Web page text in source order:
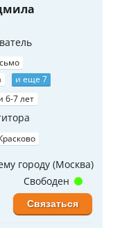
и еще 7
6-7 лет
городу (Москва)
Свободен
Связаться